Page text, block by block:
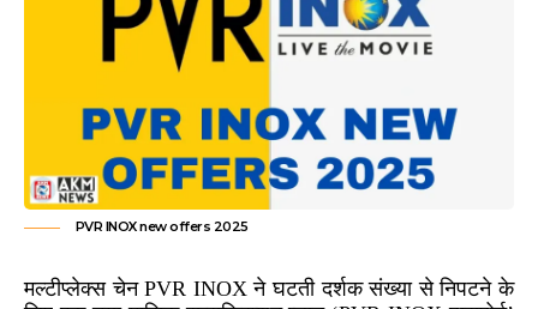
PVR INOX new offers 2025
मल्टीप्लेक्स चेन PVR INOX ने घटती दर्शक संख्या से निपटने के